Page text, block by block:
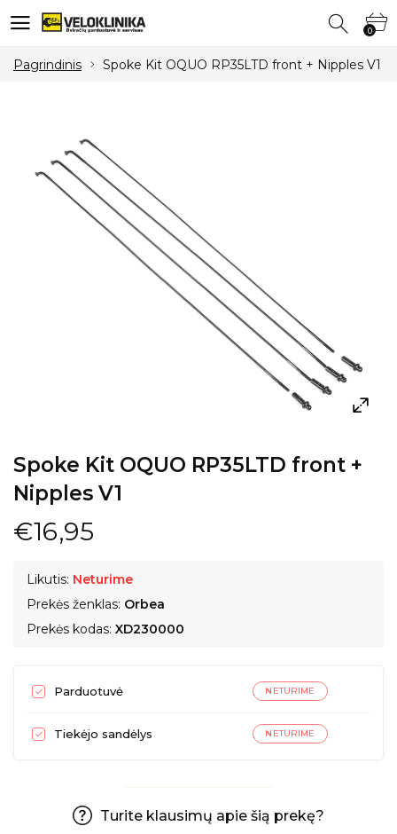
0 0
Pagrindinis Spoke Kit OQUO RP35LTD front + Nipples V1
Spoke Kit OQUO RP35LTD front +
Nipples V1
€16,95
Likutis: Neturime
Prekės ženklas: Orbea
Prekės kodas: XD230000
Parduotuvė NETURIME
Tiekėjo sandėlys NETURIME
Turite klausimų apie šią prekę?